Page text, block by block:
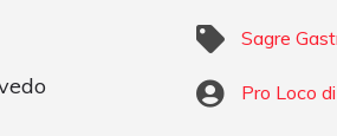
Sagre
Pro Loco